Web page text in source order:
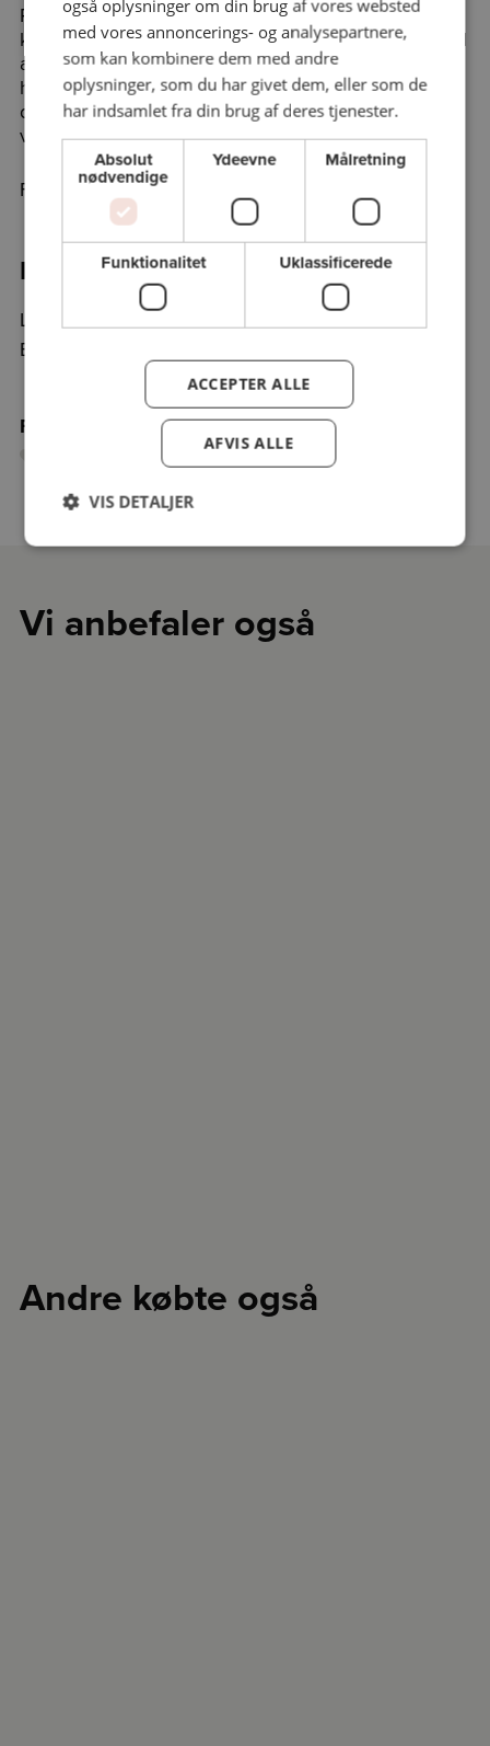
Romanerne rummer et bredt persongalleri, som alle
konfronteres med død, ondskab og det uforklarlige. I
anden halvdel af forløbet vil vi kaste lys over,
hvordan serien undersøger menneskets møde med
det metafysiske i en tid domineret af rationalitet og
videnskabstro.
Foto: Thomas Wågström
Program:
Lørdag 18/4/26 kl. 10.00 - kl. 16.00
Benjamin Jon Boysen, dr.phil. og ph.d. i litteratur
Føj holdet til favoritter
Vi anbefaler også
Andre købte også
også oplysninger om din brug af vores websted
med vores annoncerings- og analysepartnere,
som kan kombinere dem med andre
oplysninger, som du har givet dem, eller som de
har indsamlet fra din brug af deres tjenester.
Absolut
nødvendige
Ydeevne Målretning
Funktionalitet Uklassificerede
ACCEPTER ALLE
AFVIS ALLE
VIS DETALJER